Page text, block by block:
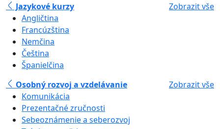
Jazykové kurzy
Zobrazit vše
Angličtina
Francúzština
Nemčina
Čeština
Španielčina
Osobný rozvoj a vzdelávanie
Zobrazit vše
Komunikácia
Prezentačné zručnosti
Sebeoznámenie a seberozvoj